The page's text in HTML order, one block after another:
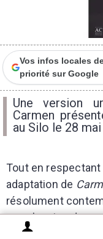
Vos infos locales
priorité sur Google
Une version
Carmen
au Silo le 28 mai
Tout en respectant
adaptation de
résolument
avec la prise de
femme dans notre